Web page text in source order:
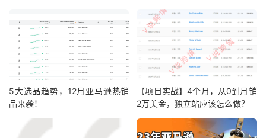
5大选品趋势，12月亚马逊热销
品来袭！
【项目实战】4个月，从0到月销
2万美金，独立站应该怎么做？